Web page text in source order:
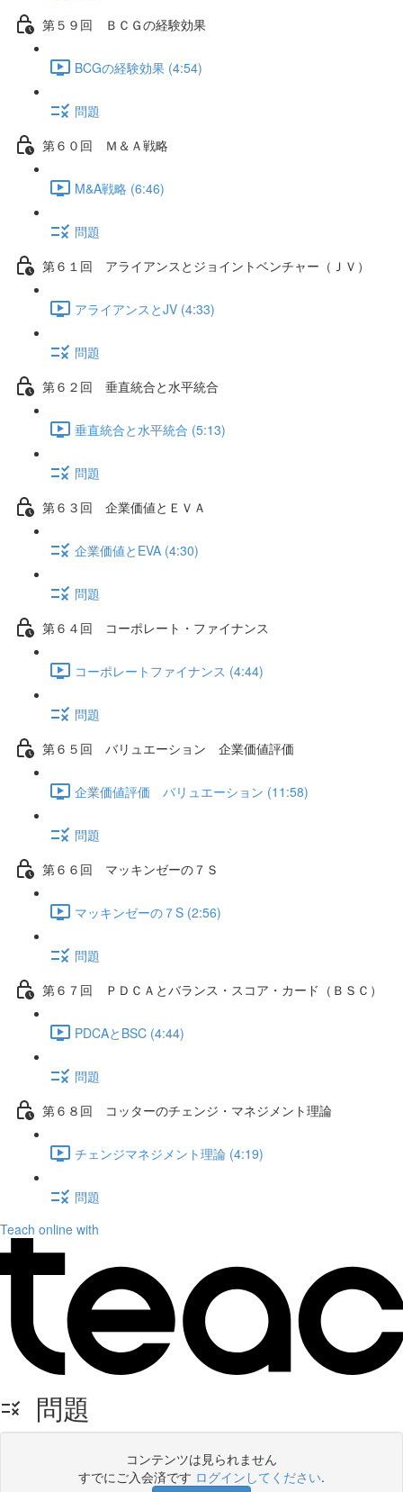
第５９回 ＢＣＧの経験効果
BCGの経験効果 (4:54)
問題
第６０回 Ｍ＆Ａ戦略
M&A戦略 (6:46)
問題
第６１回 アライアンスとジョイントベンチャー（ＪＶ）
アライアンスとJV (4:33)
問題
第６２回 垂直統合と水平統合
垂直統合と水平統合 (5:13)
問題
第６３回 企業価値とＥＶＡ
企業価値とEVA (4:30)
問題
第６４回 コーポレート・ファイナンス
コーポレートファイナンス (4:44)
問題
第６５回 バリュエーション 企業価値評価
企業価値評価 バリュエーション (11:58)
問題
第６６回 マッキンゼーの７Ｓ
マッキンゼーの７S (2:56)
問題
第６７回 ＰＤＣＡとバランス・スコア・カード（ＢＳＣ）
PDCAとBSC (4:44)
問題
第６８回 コッターのチェンジ・マネジメント理論
チェンジマネジメント理論 (4:19)
問題
Teach online with
問題
コンテンツは見られません
すでにご入会済です ログインしてください.